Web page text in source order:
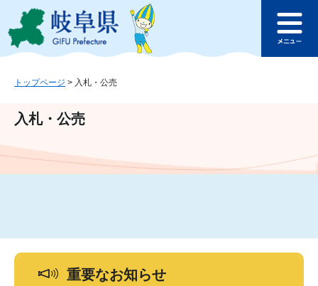
ジ
ュ
文
このページの本文へ
ュ
トップページ > 入札・公売
入札・公売
重要なお知らせ